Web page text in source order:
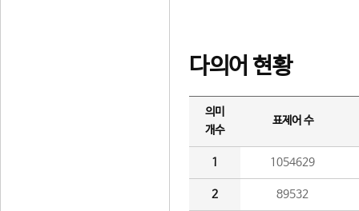
다의어 현황
의미
개수
표제어 수
1 1054629
2 89532